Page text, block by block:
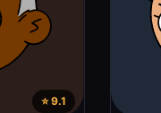
⭐ 9.1